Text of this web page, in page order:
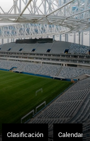
Clasificación Calendario